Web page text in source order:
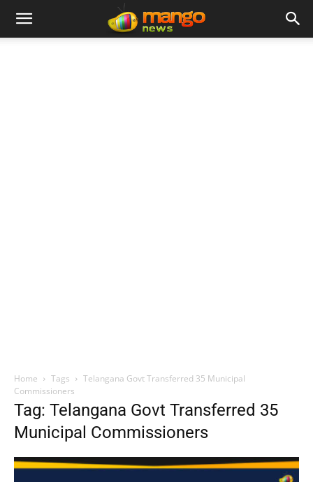
Home Tags
Telangana Govt Transferred 35 Municipal
Commissioners
Tag: Telangana Govt Transferred 35
Municipal Commissioners